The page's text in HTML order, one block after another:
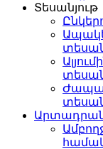
Տեսանյութ